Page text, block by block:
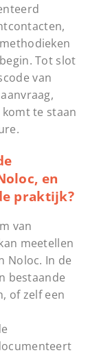
Tot slot
van
te staan
en
praktijk?
van
meetellen
Noloc. In de
bestaande
of zelf een